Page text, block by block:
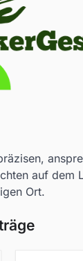
auf dem
Ort.